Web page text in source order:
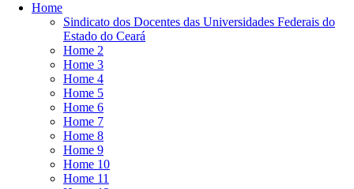
Home
Sindicato dos Docentes das Universidades Federais do
Estado do Ceará
Home 2
Home 3
Home 4
Home 5
Home 6
Home 7
Home 8
Home 9
Home 10
Home 11